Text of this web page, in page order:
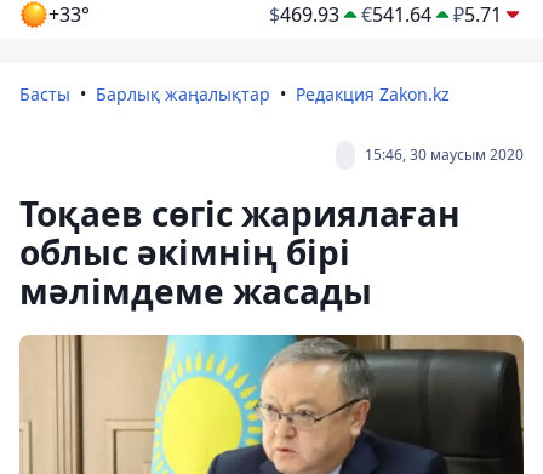
+33° $469.93 €541.64 ₽5.71
Басты Барлық жаңалықтар Редакция Zakon.kz
15:46, 30 маусым 2020
Тоқаев сөгіс жариялаған
облыс әкімнің бірі
мәлімдеме жасады